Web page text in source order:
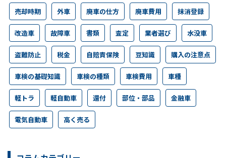
売却時期 外車 廃車の仕方 廃車費用 抹消登録
改造車 故障車 書類 査定 業者選び 水没車
盗難防止 税金 自賠責保険 豆知識 購入の注意点
車検の基礎知識 車検の種類 車検費用 車種
軽トラ 軽自動車 還付 部位・部品 金融車
電気自動車 高く売る